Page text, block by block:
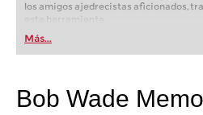
los amigos ajedrecistas aficionados,
Más...
Bob Wade